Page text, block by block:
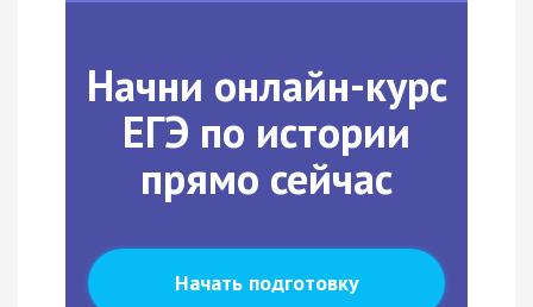
Начни онлайн-курс
ЕГЭ по истории
прямо сейчас
Начать подготовку